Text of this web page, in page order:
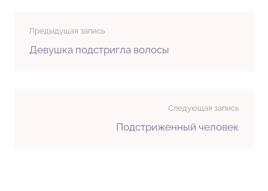
Предыдущая запись
Девушка подстригла волосы
Следующая запись
Подстриженный человек